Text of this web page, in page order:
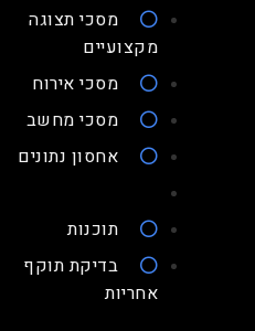
מסכי תצוגה
מקצועיים
מסכי אירוח
מסכי מחשב
אחסון נתונים
תוכנות
בדיקת תוקף
אחריות